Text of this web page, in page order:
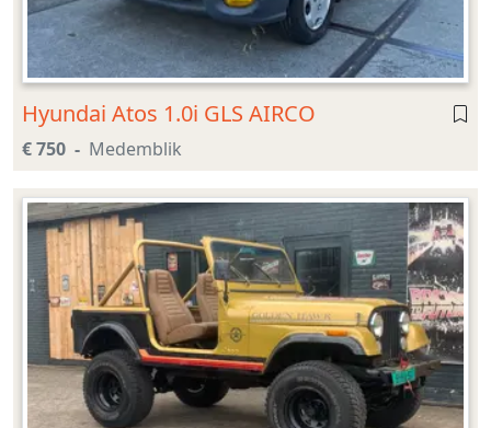
Hyundai Atos 1.0i GLS AIRCO
€ 750 Medemblik